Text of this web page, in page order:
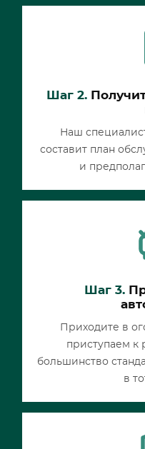
Шаг 2.
Наш
составит план
и
Шаг 3.
Приходите в
приступаем к
большинство
в